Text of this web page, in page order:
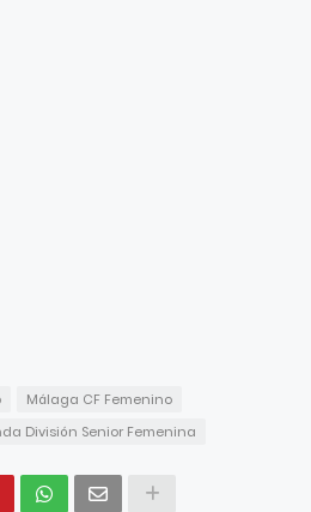
Málaga CF Femenino
División Senior Femenina